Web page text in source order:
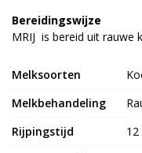
Bereidingswijze
MRIJ is bereid uit rauwe
Melksoorten
Melkbehandeling
Rijpingstijd
12